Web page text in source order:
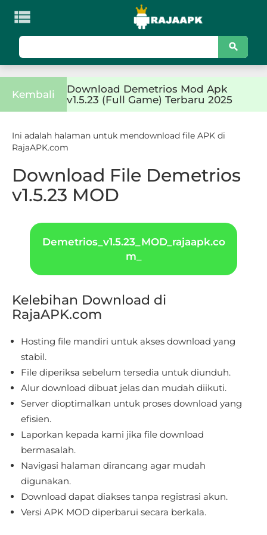

Games
Action
Arcade
Board
Card
Casino
First
Horror
Hypercasual
Music
Puzzle
Racing
Role
Playing
Kembali
Download Demetrios Mod Apk
v1.5.23 (Full Game) Terbaru 2025
Ini adalah halaman untuk mendownload file APK di
RajaAPK.com
Download File Demetrios
v1.5.23 MOD
Demetrios_v1.5.23_MOD_rajaapk.co
m_
Kelebihan Download di
RajaAPK.com
Hosting file mandiri untuk akses download yang
stabil.
File diperiksa sebelum tersedia untuk diunduh.
Alur download dibuat jelas dan mudah diikuti.
Server dioptimalkan untuk proses download yang
efisien.
Laporkan kepada kami jika file download
bermasalah.
Navigasi halaman dirancang agar mudah
digunakan.
Download dapat diakses tanpa registrasi akun.
Versi APK MOD diperbarui secara berkala.